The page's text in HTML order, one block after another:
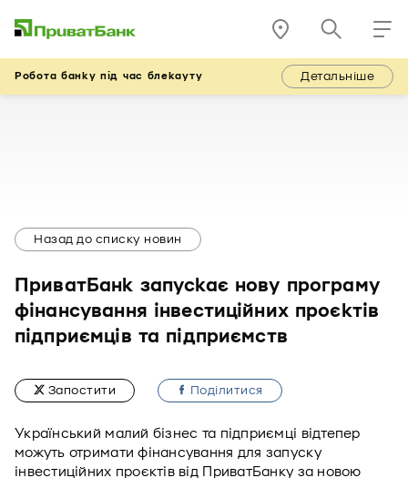
Робота банку під час блекауту Детальніше
Назад до списку новин
ПриватБанк запускає нову програму
фінансування інвестиційних проєктів
підприємців та підприємств
Запостити Подiлитися
Український малий бізнес та підприємці відтепер
можуть отримати фінансування для запуску
інвестиційних проєктів від ПриватБанку за новою